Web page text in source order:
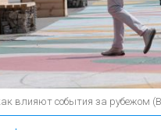
влияют события за рубежом